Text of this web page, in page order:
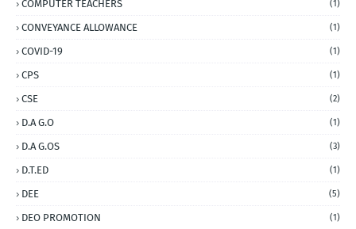
COMPUTER TEACHERS (1)
CONVEYANCE ALLOWANCE (1)
COVID-19 (1)
CPS (1)
CSE (2)
D.A G.O (1)
D.A G.OS (3)
D.T.ED (1)
DEE (5)
DEO PROMOTION (1)